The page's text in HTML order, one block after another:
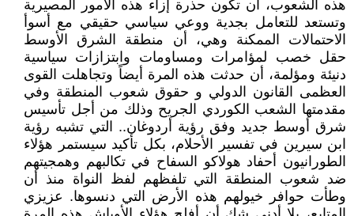
هذه الشعوب، أن تكون حذرة إزاء هذه الأمور المصيرية
وتستعد للتعامل بجدية ووعي سياسي حقيقي مع أسوأ
الاحتمالات الممكنة وهي، أن منطقة الشرق الأوسط
حقل خصب لمؤامرات ومساومات وابتزازات سياسية
دنيئة ومؤلمة، أن حدثت هذه المرة أيضاً وتجاهلت القوى
العظمى القانون الدولي و حقوق شعوب المنطقة وفي
مقدمتها الشعب الكوردي الجريح وذلك من أجل تأسيس
شرق أوسط جديد وفق رؤية أردوغان.. التي تشبه رؤية
ابن سيرين في تفسير الأحلام، بكل تأكيد سيستمر هؤلاء
الطورانيون أحفاد هولاكو السفاح في تكالبهم وهمجيتهم
ضد شعوب المنطقة التي تلفظهم لفظ النواة منذ أن
وطأت حوافر خيولهم هذه الأرض التي دنسوها. عزيزي